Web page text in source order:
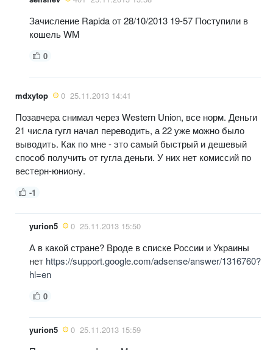
Зачисление Rapida от 28/10/2013 19-57 Поступили в
кошель WM
0
mdxytop 0 25.11.2013 14:41
Позавчера снимал через Western Union, все норм. Деньги
21 числа гугл начал переводить, а 22 уже можно было
выводить. Как по мне - это самый быстрый и дешевый
способ получить от гугла деньги. У них нет комиссий по
вестерн-юниону.
-1
yurion5 0 25.11.2013 15:50
А в какой стране? Вроде в списке России и Украины
нет https://support.google.com/adsense/answer/1316760?
hl=en
0
yurion5 0 25.11.2013 15:59